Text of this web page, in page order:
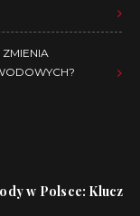
ZMIENIA
w Polsce: Klucz